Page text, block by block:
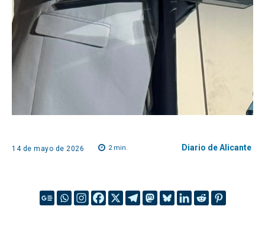
14 de mayo de 2026 2min. Diario de Alicante